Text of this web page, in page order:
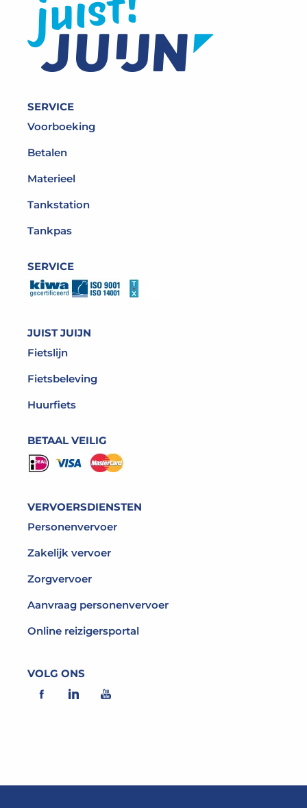
SERVICE
Voorboeking
Betalen
Materieel
Tankstation
Tankpas
SERVICE
JUIST JUIJN
Fietslijn
Fietsbeleving
Huurfiets
BETAAL VEILIG
VERVOERSDIENSTEN
Personenvervoer
Zakelijk vervoer
Zorgvervoer
Aanvraag personenvervoer
Online reizigersportal
VOLG ONS